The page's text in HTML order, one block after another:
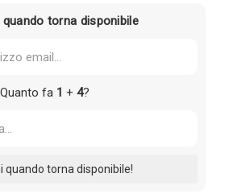
torna disponibile
Quanto fa 1 + 4?